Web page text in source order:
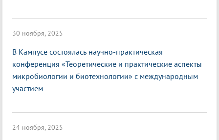
30 ноября, 2025
В Кампусе состоялась научно-практическая
конференция «Теоретические и практические аспекты
микробиологии и биотехнологии» с международным
участием
24 ноября, 2025